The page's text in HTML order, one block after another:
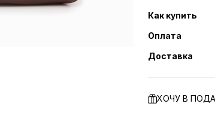
Как купить
Оплата
Доставка
ХОЧУ В